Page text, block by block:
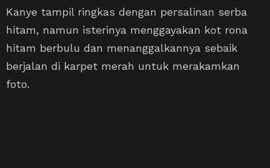
Kanye tampil ringkas dengan persalinan serba
hitam, namun isterinya menggayakan kot rona
hitam berbulu dan menanggalkannya sebaik
berjalan di karpet merah untuk merakamkan
foto.